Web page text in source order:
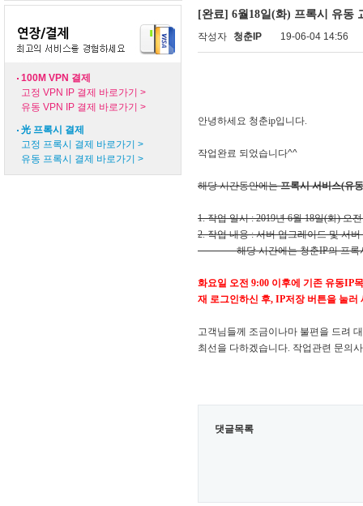
100M VPN 결제
고정 VPN IP 결제 바로가기 >
유동 VPN IP 결제 바로가기 >
光 프록시 결제
고정 프록시 결제 바로가기 >
유동 프록시 결제 바로가기 >
[완료] 6월18일(화) 프록시 유동
작성자 청춘IP 19-06-04 14:56
안녕하세요 청춘ip입니다.
작업완료 되었습니다^^
해당 시간동안에는 프록시 서비스(유
1. 작업 일시 : 2019년 6월 18일(화) 오전
2. 작업 내용 : 서버 업그레이드 및 서
해당 시간에는 청춘IP의 프록시
화요일 오전 9:00 이후에 기존 유동IP
재 로그인하신 후, ​IP저장 버튼을 눌러
고객님들께 조금이나마 불편을 드려
최선을 다하겠습니다. 작업관련 문의
댓글목록